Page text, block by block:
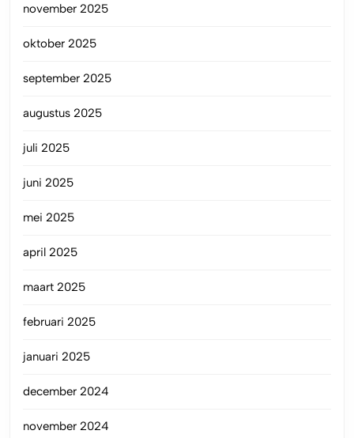
november 2025
oktober 2025
september 2025
augustus 2025
juli 2025
juni 2025
mei 2025
april 2025
maart 2025
februari 2025
januari 2025
december 2024
november 2024